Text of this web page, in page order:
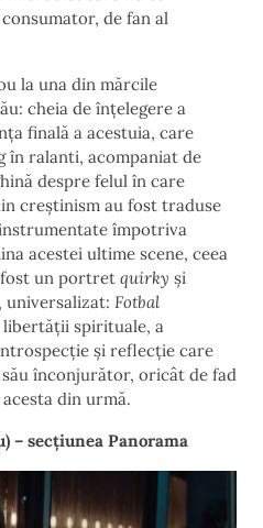
de fan al
la una din mărcile
cheia de înțelegere a
finală a acestuia, care
ralanti, acompaniat de
despre felul în care
creștinism au fost traduse
împotriva
acestei ultime scene, ceea
fost un portret quirky și
universalizat: Fotbal
spirituale, a
și reflecție care
înconjurător, oricât de fad
din urmă.
– secțiunea Panorama